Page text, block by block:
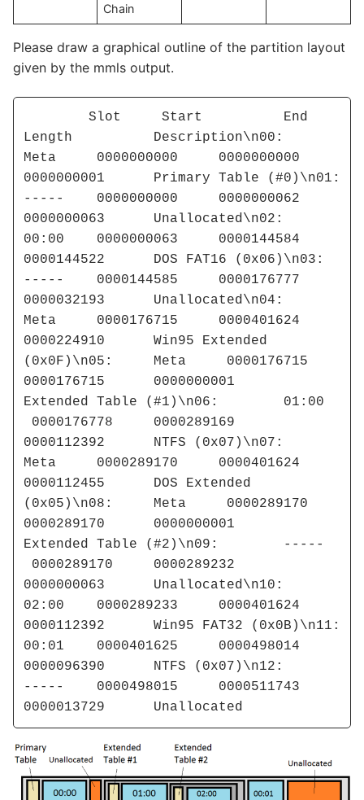
Chain
Please draw a graphical outline of the partition layout
given by the mmls output.
Length 		Description\n00:
Meta	 0000000000 	0000000000
0000000001 	Primary Table (#0)\n01:
-----	 0000000000 	0000000062
0000000063 	Unallocated\n02:
00:00	 0000000063 	0000144584
0000144522 	DOS FAT16 (0x06)\n03:
-----	 0000144585 	0000176777
0000032193 	Unallocated\n04:
Meta	 0000176715 	0000401624
0000224910 	Win95 Extended
(0x0F)\n05:	Meta	 0000176715
0000176715 	0000000001
Extended Table (#1)\n06:	01:00
0000176778 	0000289169
0000112392 	NTFS (0x07)\n07:
Meta	 0000289170 	0000401624
0000112455 	DOS Extended
(0x05)\n08:	Meta	 0000289170
0000289170 	0000000001
Extended Table (#2)\n09:	-----
0000289170 	0000289232
0000000063 	Unallocated\n10:
02:00	 0000289233 	0000401624
0000112392 	Win95 FAT32 (0x0B)\n11:
00:01	 0000401625 	0000498014
0000096390 	NTFS (0x07)\n12:
-----	 0000498015 	0000511743
0000013729 	Unallocated